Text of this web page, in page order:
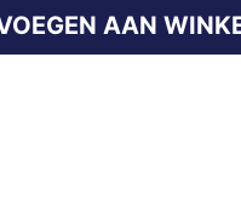
AAN